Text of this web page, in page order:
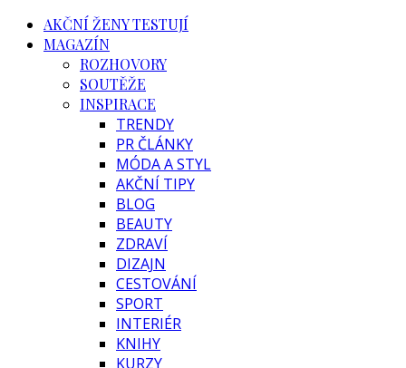
AKČNÍ ŽENY TESTUJÍ
MAGAZÍN
ROZHOVORY
SOUTĚŽE
INSPIRACE
TRENDY
PR ČLÁNKY
MÓDA A STYL
AKČNÍ TIPY
BLOG
BEAUTY
ZDRAVÍ
DIZAJN
CESTOVÁNÍ
SPORT
INTERIÉR
KNIHY
KURZY